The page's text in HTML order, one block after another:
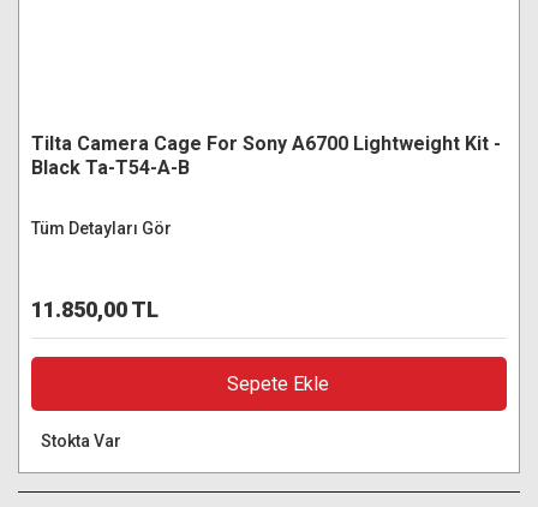
Tilta Camera Cage For Sony A6700 Lightweight Kit -
Black Ta-T54-A-B
Tüm Detayları Gör
11.850,00 TL
Sepete Ekle
Stokta Var